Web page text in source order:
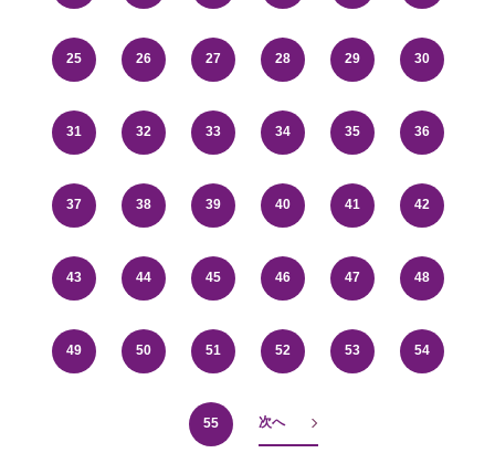
25 26 27 28 29 30
31 32 33 34 35 36
37 38 39 40 41 42
43 44 45 46 47 48
49 50 51 52 53 54
55 次へ